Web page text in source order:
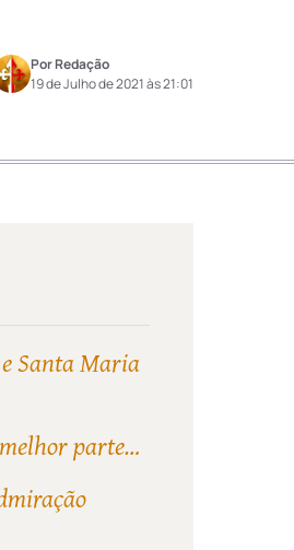
Por Redação
19 de Julho de 2021 às 21:01
Santa Maria
parte…